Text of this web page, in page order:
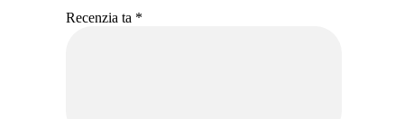
Recenzia ta *